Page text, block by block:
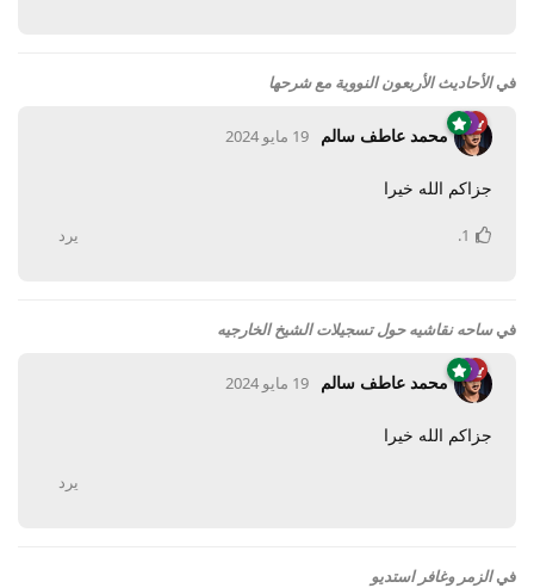
فيالأحاديث الأربعون النووية مع شرحها
محمد عاطف سالم 19 مايو 2024
جزاكم الله خيرا
يرد 1
.
فيساحه نقاشيه حول تسجيلات الشيخ الخارجيه
محمد عاطف سالم 19 مايو 2024
جزاكم الله خيرا
يرد
فيالزمر وغافر استديو